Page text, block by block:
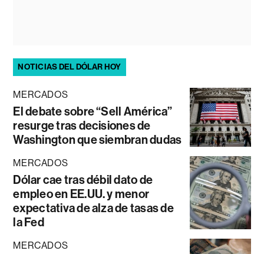
NOTICIAS DEL DÓLAR HOY
MERCADOS
El debate sobre “Sell América”
resurge tras decisiones de
Washington que siembran dudas
MERCADOS
Dólar cae tras débil dato de
empleo en EE.UU. y menor
expectativa de alza de tasas de
la Fed
MERCADOS